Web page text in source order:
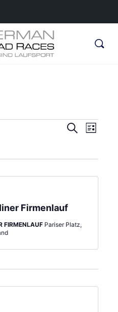
und
SucheListe
Firmenlauf
FIRMENLAUF Pariser Platz,